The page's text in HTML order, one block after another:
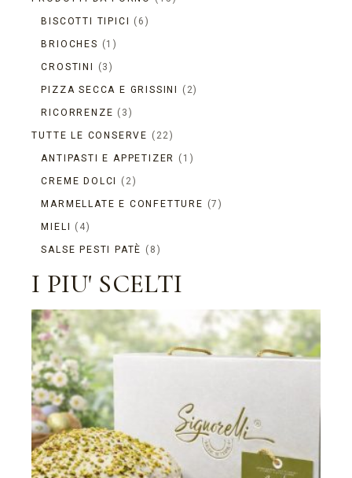
BISCOTTI TIPICI
66
PRODOTTI
BRIOCHES
11
PRODOTTO
CROSTINI
33
PRODOTTI
PIZZA SECCA E GRISSINI
22
PRODOTTI
RICORRENZE
33
PRODOTTI
TUTTE LE CONSERVE
2222
PRODOTTI
ANTIPASTI E APPETIZER
1 1
PRODOTTO
CREME DOLCI
22
PRODOTTI
MARMELLATE E CONFETTURE
77
PRODOTTI
MIELI
44
PRODOTTI
SALSE PESTI PATÈ
88
PRODOTTI
I PIU' SCELTI